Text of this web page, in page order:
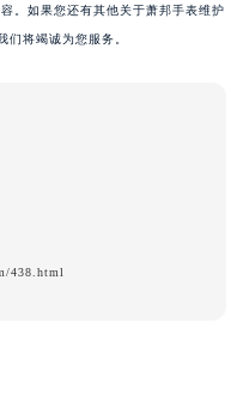
。如果您还有其他关于萧邦手表维护
们将竭诚为您服务。
438.html